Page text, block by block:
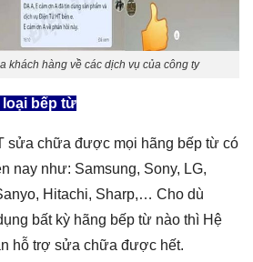
khách hàng về các dịch vụ của công ty
bếp từ
sửa chữa được mọi hãng bếp từ có
nay như: Samsung, Sony, LG,
Hitachi, Sharp,… Cho dù
bất kỳ hãng bếp từ nào thì Hệ
hỗ trợ sửa chữa được hết.